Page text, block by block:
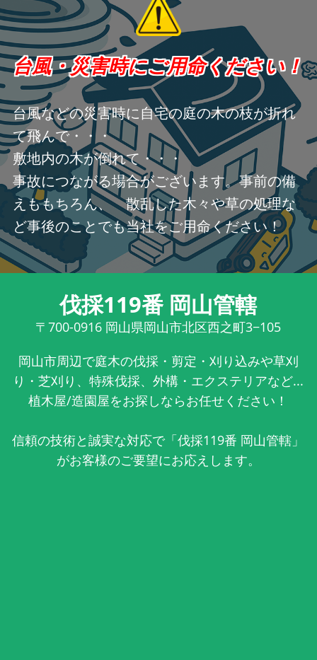
台風・災害時にご用命ください！
台風などの災害時に自宅の庭の木の枝が折れ
て飛んで・・・
敷地内の木が倒れて・・・
事故につながる場合がございます。事前の備
えももちろん、 散乱した木々や草の処理な
ど事後のことでも当社をご用命ください！
伐採119番 岡山管轄
〒700-0916 岡山県岡山市北区西之町3−105
岡山市周辺で庭木の伐採・剪定・刈り込みや草刈
り・芝刈り、特殊伐採、外構・エクステリアなど...
植木屋/造園屋をお探しならお任せください！
信頼の技術と誠実な対応で「伐採119番 岡山管轄」
がお客様のご要望にお応えします。